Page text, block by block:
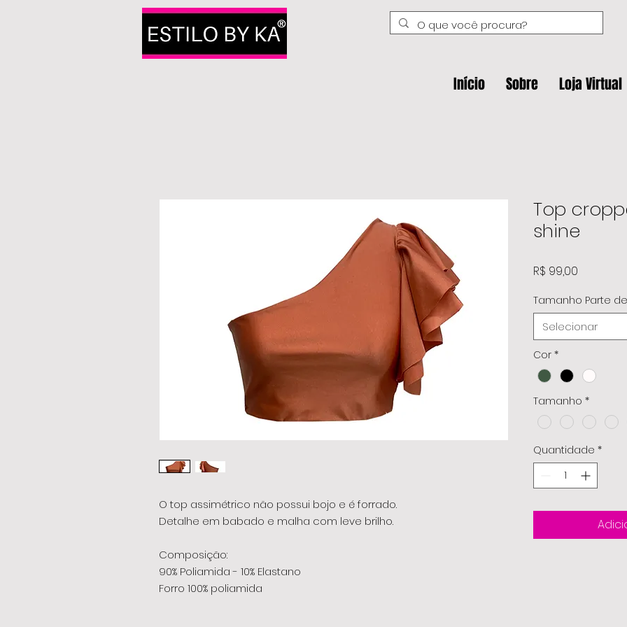
Início Sobre Loja Virtual
O top assimétrico não possui bojo e é forrado.
Detalhe em babado e malha com leve brilho.
Composição:
90% Poliamida - 10% Elastano
Forro 100% poliamida
Top
shine
R$ 99,00
Tamanho Parte
Selecionar
Cor *
Tamanho *
Quantidade *